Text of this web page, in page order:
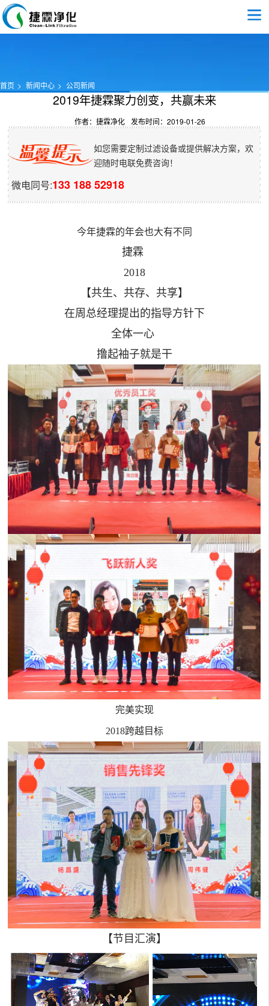
首页 新闻中心 公司新闻
2019年捷霖聚力创变，共赢未来
作者：捷霖净化 发布时间：2019-01-26
如您需要定制过滤设备或提供解决方案，欢
迎随时电联免费咨询！
微电同号:133 188 52918
今年捷霖的年会也大有不同
捷霖
2018
【共生、共存、共享】
在周总经理提出的指导方针下
全体一心
撸起袖子就是干
完美实现
2018跨越目标
【节目汇演】